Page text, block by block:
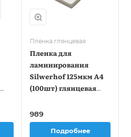
Пленка глянцевая
Пленка для
ламинирования
Silwerhof 125мкм A4
(100шт) глянцевая
989
Подробнее